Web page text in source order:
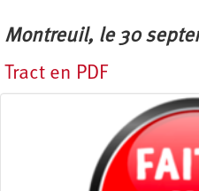
Montreuil, le 30
Tract en PDF